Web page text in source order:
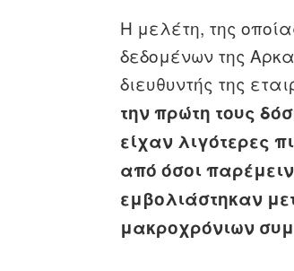
Η μελέτη, της
δεδομένων της
διευθυντής της
την πρώτη τους
είχαν λιγότερες
από όσοι
εμβολιάστηκαν
μακροχρόνιων